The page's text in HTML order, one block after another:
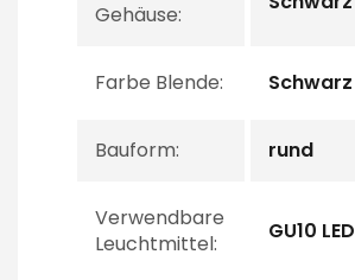
Gehäuse:
Farbe Blende: Schwarz
Bauform: rund
Verwendbare
Leuchtmittel:
GU10 LED